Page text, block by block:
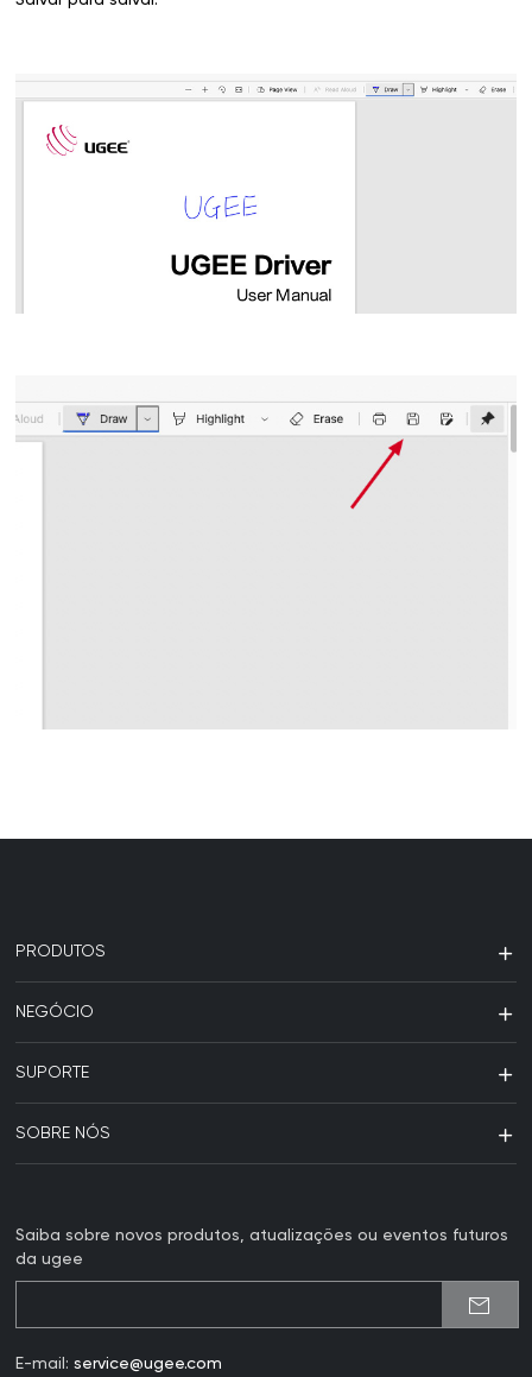
PRODUTOS
NEGÓCIO
SUPORTE
SOBRE NÓS
Saiba sobre novos produtos, atualizações ou eventos futuros
da ugee
E-mail:service@ugee.com